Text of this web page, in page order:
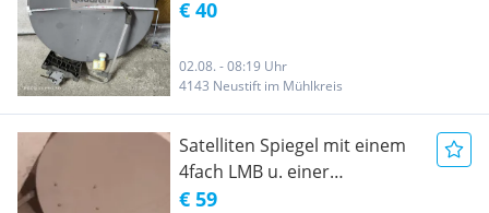
€ 40
02.08. - 08:19 Uhr
4143 Neustift im Mühlkreis
Satelliten Spiegel mit einem
4fach LMB u. einer
Wandhalterung
€ 59